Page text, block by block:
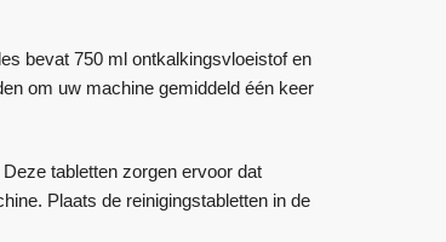
bevat 750 ml ontkalkingsvloeistof en
om uw machine gemiddeld één keer
tabletten zorgen ervoor dat
Plaats de reinigingstabletten in de